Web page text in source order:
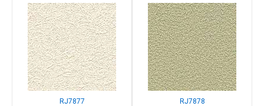
RJ7877 RJ7878